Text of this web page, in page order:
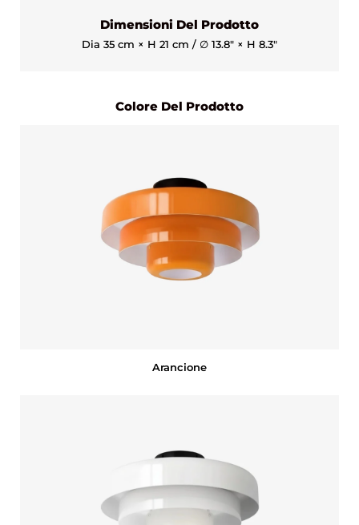
Dimensioni Del Prodotto
Dia 35 cm × H 21 cm / ∅ 13.8″ × H 8.3″
Colore Del Prodotto
Arancione